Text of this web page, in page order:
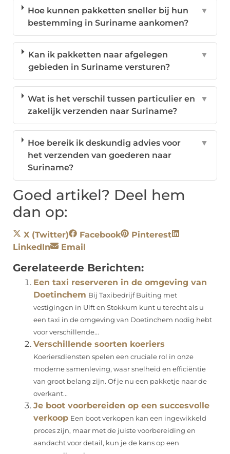
Hoe kunnen pakketten sneller bij hun
bestemming in Suriname aankomen?
▼
Kan ik pakketten naar afgelegen
gebieden in Suriname versturen?
▼
Wat is het verschil tussen particulier en
zakelijk verzenden naar Suriname?
▼
Hoe bereik ik deskundig advies voor
het verzenden van goederen naar
Suriname?
▼
Goed artikel? Deel hem
dan op:
X (Twitter) Facebook
Pinterest
LinkedIn
Email
Gerelateerde Berichten:
Een taxi reserveren in de omgeving van
Doetinchem Bij Taxibedrijf Buiting met
vestigingen in Ulft en Stokkum kunt u terecht als u
een taxi in de omgeving van Doetinchem nodig hebt
voor verschillende...
Verschillende soorten koeriers
Koeriersdiensten spelen een cruciale rol in onze
moderne samenleving, waar snelheid en efficiëntie
van groot belang zijn. Of je nu een pakketje naar de
overkant...
Je boot voorbereiden op een succesvolle
verkoop Een boot verkopen kan een ingewikkeld
proces zijn, maar met de juiste voorbereiding en
aandacht voor detail, kun je de kans op een